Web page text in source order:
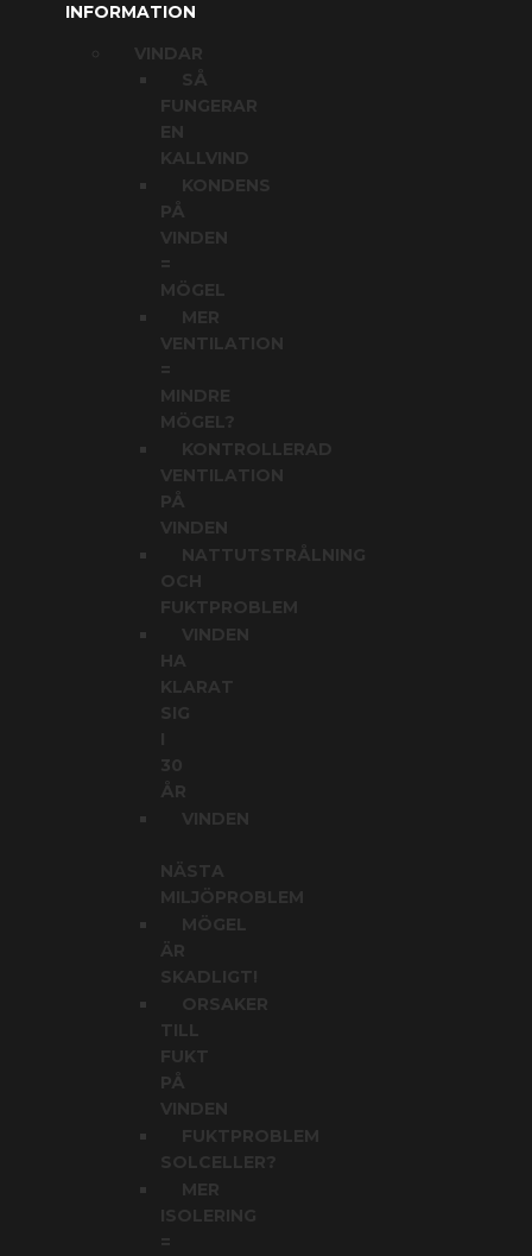
INFORMATION
VINDAR
SÅ
FUNGERAR
KALLVIND
KONDENS
PÅ
VINDEN
MÖGEL
MER
VENTILATION
MINDRE
MÖGEL?
KONTROLLERAD
VENTILATION
PÅ
VINDEN
NATTUTSTRÅLNING
OCH
FUKTPROBLEM
VINDEN
HA
KLARAT
30
ÅR
VINDEN
NÄSTA
MILJÖPROBLEM
MÖGEL
ÄR
SKADLIGT!
ORSAKER
FUKT
PÅ
VINDEN
FUKTPROBLEM
SOLCELLER?
MER
ISOLERING